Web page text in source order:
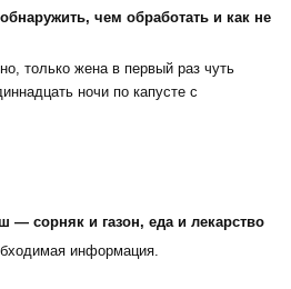
чем обработать и как не
только жена в первый раз чуть
ночи по капусте с
— сорняк и газон, еда и лекарство
информация.